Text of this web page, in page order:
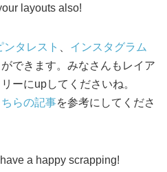
layouts also!
ンタレスト
インスタグラム
できます。みなさんもレイア
ーにupしてくださいね。
ちらの記事を参考にしてくださ
a happy scrapping!